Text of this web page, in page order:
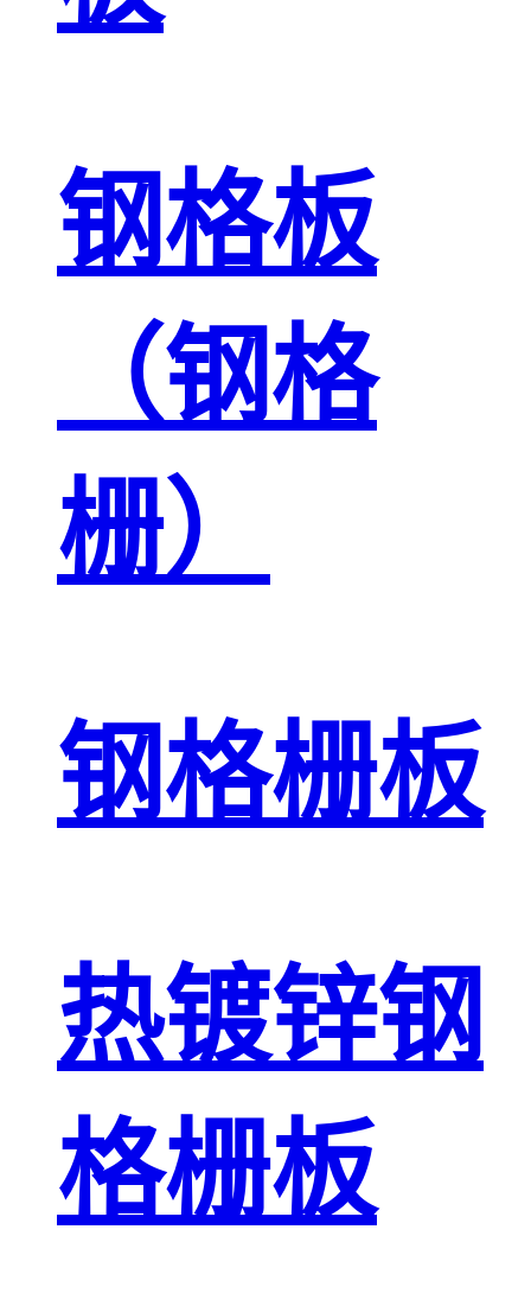
钢格板
（钢格
栅）
钢格栅板
热镀锌钢
格栅板